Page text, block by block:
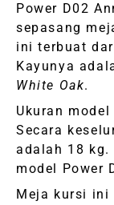
Power D02
sepasang
ini terbuat
Kayunya
White Oak.
Ukuran
Secara
adalah 18 kg.
model Power
Meja kursi ini